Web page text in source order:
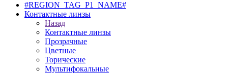
#REGION_TAG_P1_NAME#
Контактные линзы
Назад
Контактные линзы
Прозрачные
Цветные
Торические
Мультифокальные